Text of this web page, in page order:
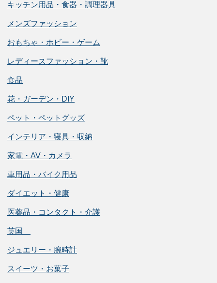
キッチン用品・食器・調理器具
メンズファッション
おもちゃ・ホビー・ゲーム
レディースファッション・靴
食品
花・ガーデン・DIY
ペット・ペットグッズ
インテリア・寝具・収納
家電・AV・カメラ
車用品・バイク用品
ダイエット・健康
医薬品・コンタクト・介護
英国
ジュエリー・腕時計
スイーツ・お菓子